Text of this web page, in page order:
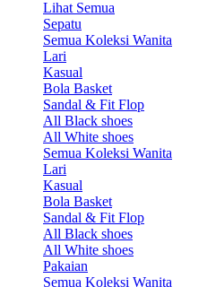
Lihat Semua
Sepatu
Semua Koleksi Wanita
Lari
Kasual
Bola Basket
Sandal & Fit Flop
All Black shoes
All White shoes
Semua Koleksi Wanita
Lari
Kasual
Bola Basket
Sandal & Fit Flop
All Black shoes
All White shoes
Pakaian
Semua Koleksi Wanita